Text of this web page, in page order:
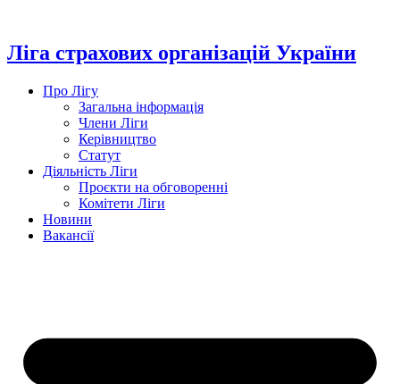
вмісту
Ліга страхових організацій України
Про Лігу
Загальна інформація
Члени Ліги
Керівництво
Статут
Діяльність Ліги
Проєкти на обговоренні
Комітети Ліги
Новини
Вакансії